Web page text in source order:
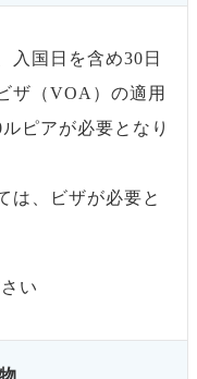
入国日を含め30日
ザ（VOA）の適用
ピアが必要となり
は、ビザが必要と
い